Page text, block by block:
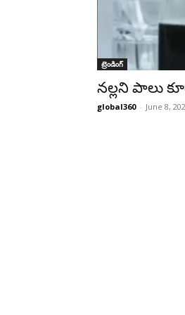
ట్రెండింగ్‌
నల్లని పాలు
global360 - June 8,